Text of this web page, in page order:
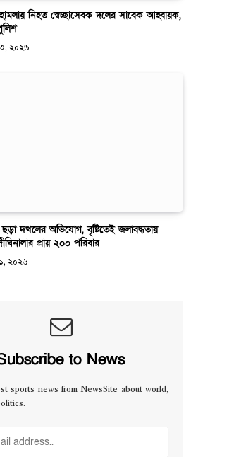
নিহত স্বেচ্ছাসেবক দলের সাবেক আহ্বায়ক,
২০২৬
দখলের অভিযোগ, বৃষ্টিতেই জলাবদ্ধতায়
প্রায় ২০০ পরিবার
২০২৬
to News
sports news from NewsSite about world,